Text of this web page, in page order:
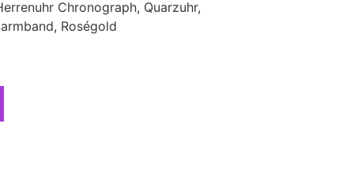
Chronograph, Quarzuhr,
Roségold